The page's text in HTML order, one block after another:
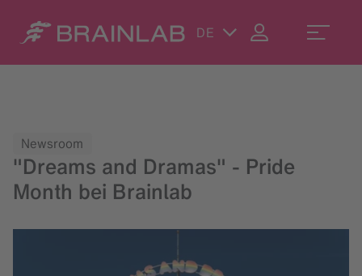
DE
Newsroom
"Dreams and Dramas" - Pride
Month bei Brainlab